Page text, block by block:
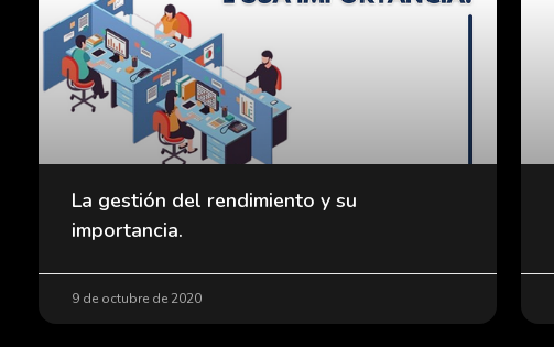
La gestión del rendimiento y su
importancia.
9 de octubre de 2020